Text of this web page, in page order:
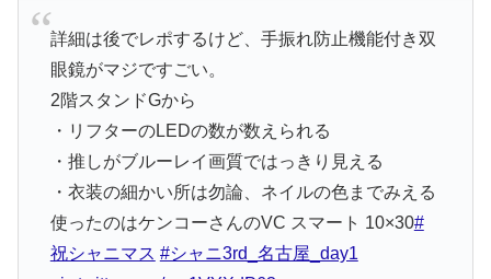
詳細は後でレポするけど、手振れ防止機能付き双
眼鏡がマジですごい。
2階スタンドGから
・リフターのLEDの数が数えられる
・推しがブルーレイ画質ではっきり見える
・衣装の細かい所は勿論、ネイルの色までみえる
使ったのはケンコーさんのVC スマート 10×30#
祝シャニマス #シャニ3rd_名古屋_day1